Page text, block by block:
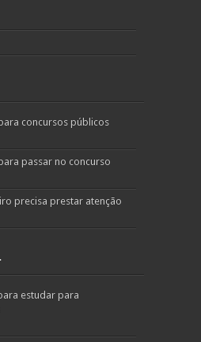
concursos públicos
passar no concurso
precisa prestar atenção
estudar para